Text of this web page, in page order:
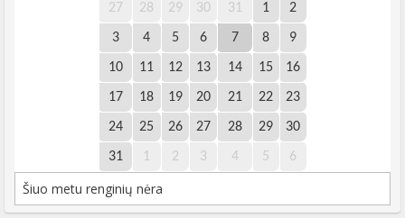
27 28 29 30 31 1 2
3 4 5 6 7 8 9
10 11 12 13 14 15 16
17 18 19 20 21 22 23
24 25 26 27 28 29 30
31 1 2 3 4 5 6
Šiuo metu renginių nėra